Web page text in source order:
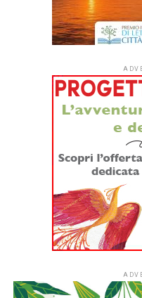
Dopo quattro anni di
apre per la prima volta
1° settembre
fascia 0-3 anni di tutto il
all’iniziativa sociale
a favore delle
campagna nazionale di
7 al 15 novembre 2026.
L’ingresso di tutti i nidi